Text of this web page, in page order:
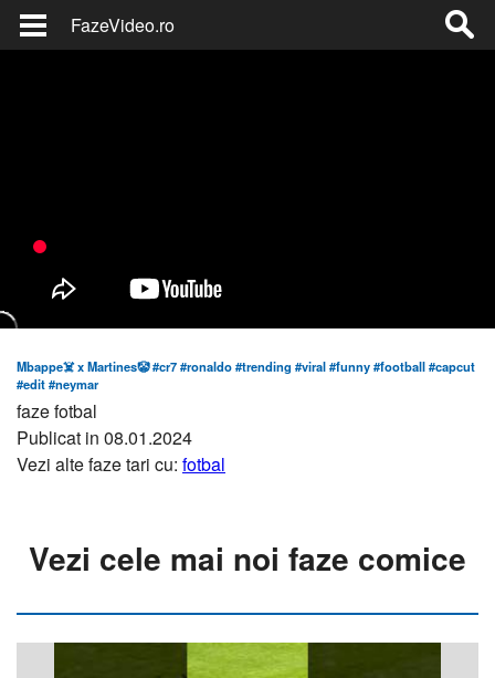
FazeVideo.ro
Mbappe☠️ x Martines🤡 #cr7 #ronaldo #trending #viral #funny #football #capcut
#edit #neymar
faze fotbal
Publicat in 08.01.2024
Vezi alte faze tari cu: fotbal
Vezi cele mai noi faze comice